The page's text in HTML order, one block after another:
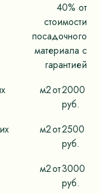
40% от
стоимости
посадочного
материала с
гарантией
м2от2000
руб.
м2от2500
руб.
м2от3000
руб.